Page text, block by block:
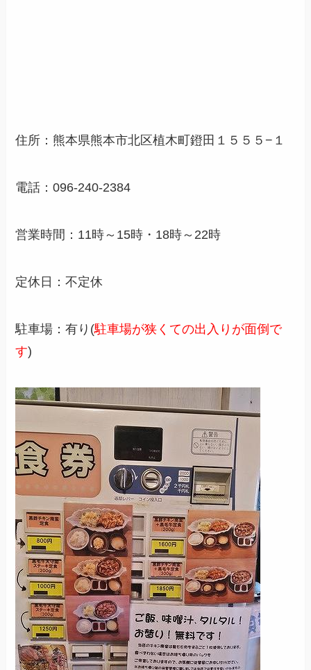
住所：熊本県熊本市北区植木町鐙田１５５５−１
電話：096-240-2384
営業時間：11時～15時・18時～22時
定休日：不定休
駐車場：有り(駐車場が狭くての出入りが面倒で
す)